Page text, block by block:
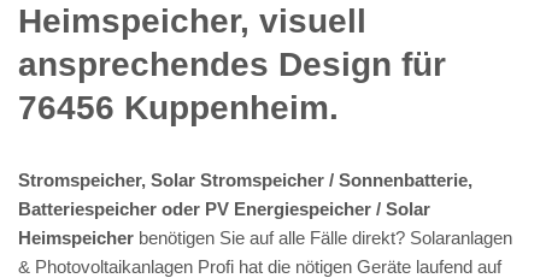
Heimspeicher, visuell
ansprechendes Design für
76456 Kuppenheim.
Stromspeicher, Solar Stromspeicher / Sonnenbatterie,
Batteriespeicher oder PV Energiespeicher / Solar
Heimspeicher benötigen Sie auf alle Fälle direkt? Solaranlagen
& Photovoltaikanlagen Profi hat die nötigen Geräte laufend auf